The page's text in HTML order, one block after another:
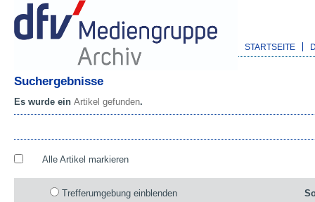
STARTSEITE
Suchergebnisse
Es wurde ein Artikel gefunden.
Alle Artikel markieren
Trefferumgebung einblenden